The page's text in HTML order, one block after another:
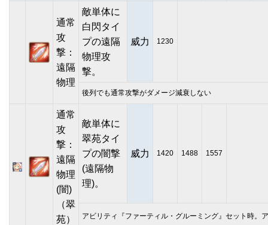
通常
攻
撃：
遠隔
物理
敵単体に
白閃タイ
プの遠隔
物理攻
撃。
威力 1230
後列でも通常攻撃がダメージ減衰しない
通常
攻
撃：
遠隔
物理
(闇)
（翠
苑）
敵単体に
翠苑タイ
プの闇撃
(遠隔物
理)。
威力 1420 1488 1557
アビリティ『ファーティル・グルーミング』セット時。